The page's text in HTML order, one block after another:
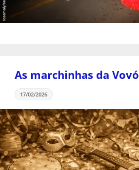
As marchinhas da Vovó
17/02/2026